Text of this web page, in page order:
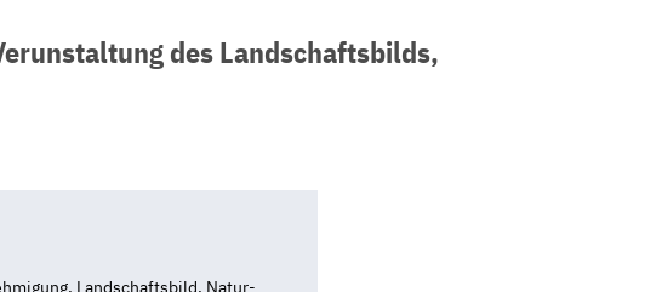
des Landschaftsbilds,
Landschaftsbild, Natur-